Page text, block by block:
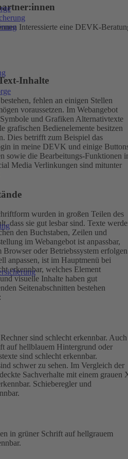
Interessierte eine DEVK-
Inhalte
fehlen an einigen Stellen
voraussetzen. Im Webangebot
und Grafiken Alternativtexte
grafischen Bedienelemente besitzen
Dies betrifft zum Beispiel das
in meine DEVK und einige
sowie die Bearbeitungs-Funktionen
Media Verlinkungen sind mitunter
wurden in großen Teilen des
dass sie gut lesbar sind. Texte
den Buchstaben, Zeilen und
im Webangebot ist anpassbar,
oder Betriebssystem
anpassen, ist im Hauptmenü bei
erkennbar, welches Element
visuelle Inhalte haben gut
Seitenabschnitten bestehen
sind schlecht erkennbar. Auch
auf hellblauem Hintergrund oder
sind schlecht erkennbar.
schwer zu sehen. Im Vergleich der
Sachverhalte mit einem grauen
Schieberegler und
in grüner Schrift auf hellgrauem